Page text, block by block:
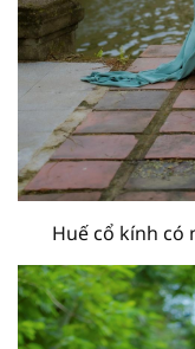
Huế cổ kính có